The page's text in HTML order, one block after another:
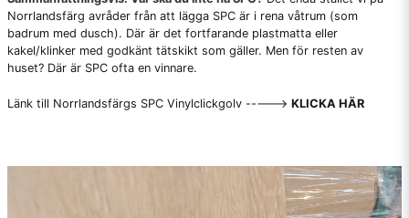
Norrlandsfärg avråder från att lägga SPC är i rena våtrum (som
badrum med dusch). Där är det fortfarande plastmatta eller
kakel/klinker med godkänt tätskikt som gäller. Men för resten av
huset? Där är SPC ofta en vinnare.
Länk till Norrlandsfärgs SPC Vinylclickgolv -----> KLICKA HÄR